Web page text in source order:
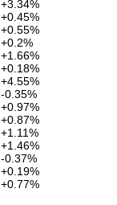
+3.34%
+0.45%
+0.55%
+0.2%
+1.66%
+0.18%
+4.55%
-0.35%
+0.97%
+0.87%
+1.11%
+1.46%
-0.37%
+0.19%
+0.77%